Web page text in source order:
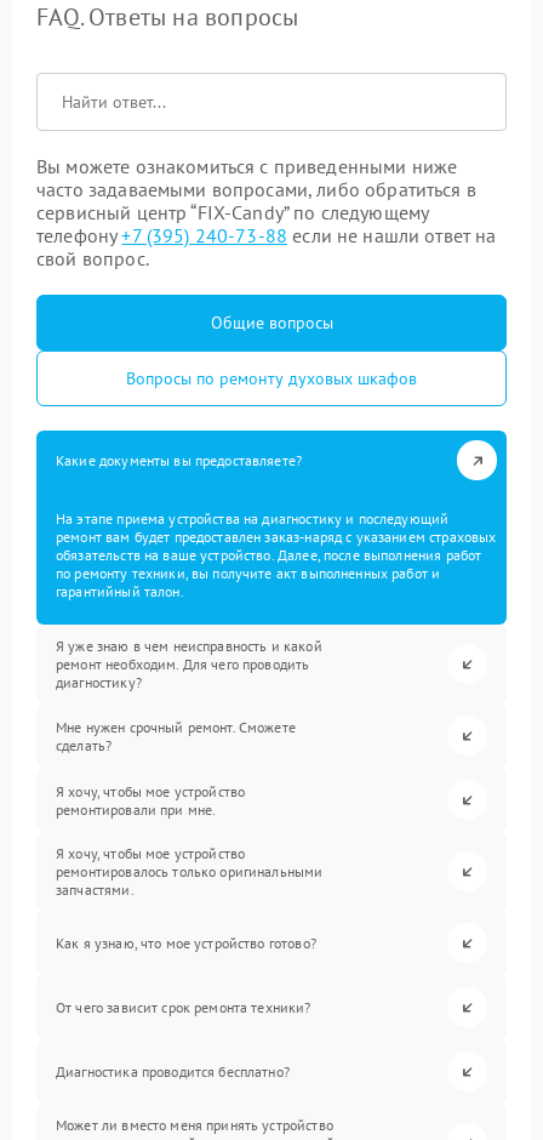
FAQ. Ответы на вопросы
Вы можете ознакомиться с приведенными ниже
часто задаваемыми вопросами, либо обратиться в
сервисный центр “FIX-Candy” по следующему
телефону+7 (395) 240-73-88 если не нашли ответ на
свой вопрос.
Общие вопросы
Вопросы по ремонту духовых шкафов
Какие документы вы предоставляете?
На этапе приема устройства на диагностику и последующий
ремонт вам будет предоставлен заказ-наряд с указанием страховых
обязательств на ваше устройство. Далее, после выполнения работ
по ремонту техники, вы получите акт выполненных работ и
гарантийный талон.
Я уже знаю в чем неисправность и какой
ремонт необходим. Для чего проводить
диагностику?
Мне нужен срочный ремонт. Сможете
сделать?
Я хочу, чтобы мое устройство
ремонтировали при мне.
Я хочу, чтобы мое устройство
ремонтировалось только оригинальными
запчастями.
Как я узнаю, что мое устройство готово?
От чего зависит срок ремонта техники?
Диагностика проводится бесплатно?
Может ли вместо меня принять устройство